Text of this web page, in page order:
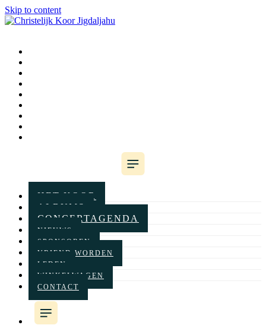
Skip to content
HET KOOR
ALBUMS
CONCERTAGENDA
NIEUWS
SPONSOREN
VRIEND WORDEN
LEDEN
WINKELWAGEN
CONTACT